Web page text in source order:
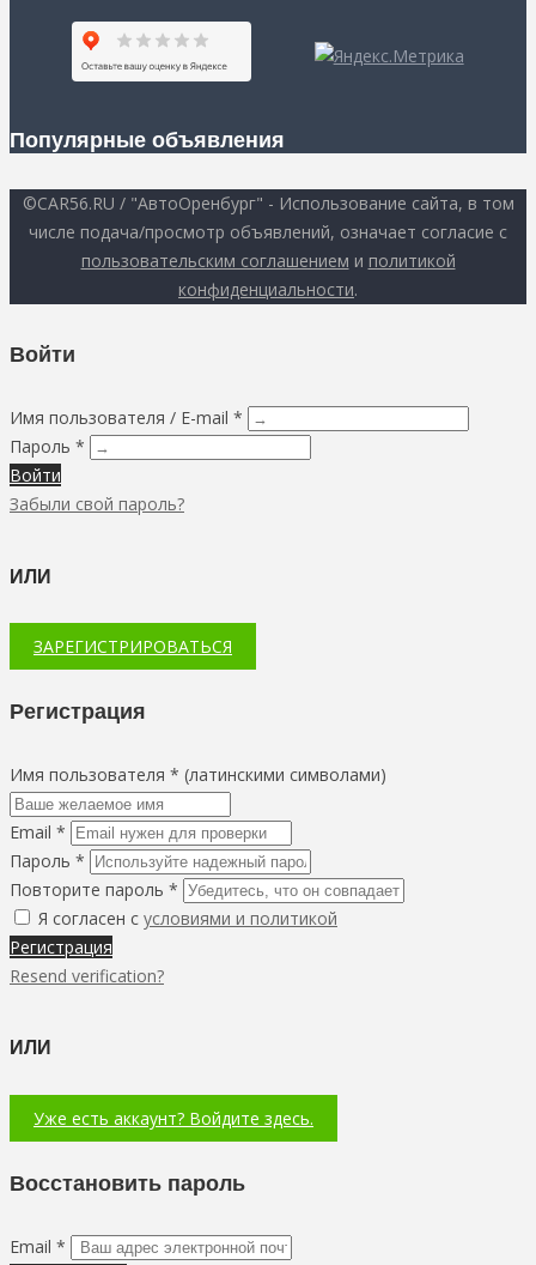
Популярные объявления
©CAR56.RU / "АвтоОренбург" - Использование сайта, в том
числе подача/просмотр объявлений, означает согласие с
пользовательским соглашением и политикой
конфиденциальности.
Войти
Имя пользователя / E-mail *
Пароль *
Войти
Забыли свой пароль?
ИЛИ
ЗАРЕГИСТРИРОВАТЬСЯ
Регистрация
Имя пользователя * (латинскими символами)
Email *
Пароль *
Повторите пароль *
Я согласен с условиями и политикой
Регистрация
Resend verification?
ИЛИ
Уже есть аккаунт? Войдите здесь.
Восстановить пароль
Email *